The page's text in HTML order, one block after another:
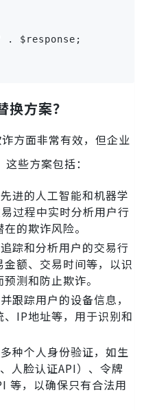
. $response;
方案？
方面非常有效，但企业
些方案包括：
进的人工智能和机器学
过程中实时分析用户行
的欺诈风险。
踪和分析用户的交易行
额、交易时间等，以识
测和防止欺诈。
跟踪用户的设备信息，
IP地址等，用于识别和
种个人身份验证，如生
人脸认证API）、令牌
等，以确保只有合法用